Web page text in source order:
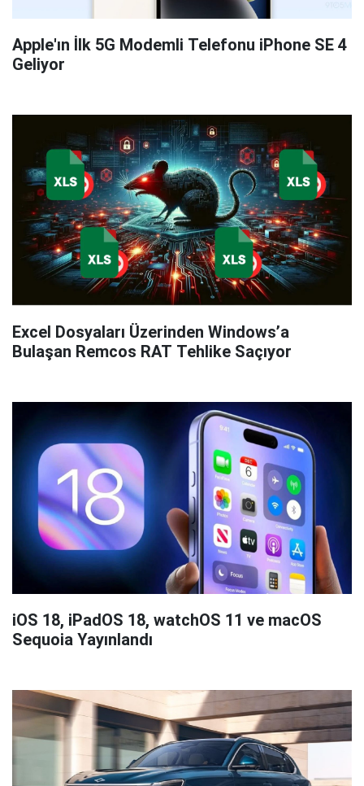
Apple'ın İlk 5G Modemli Telefonu iPhone SE 4
Geliyor
Excel Dosyaları Üzerinden Windows’a
Bulaşan Remcos RAT Tehlike Saçıyor
iOS 18, iPadOS 18, watchOS 11 ve macOS
Sequoia Yayınlandı